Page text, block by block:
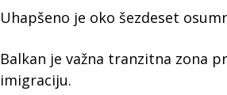
Uhapšeno je oko šezdeset
Balkan je važna tranzitna zona
imigraciju.